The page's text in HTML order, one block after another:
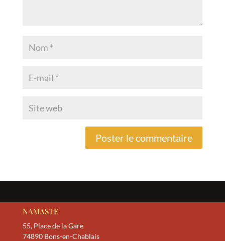
NAMASTE
55, Place de la Gare
74890 Bons-en-Chablais